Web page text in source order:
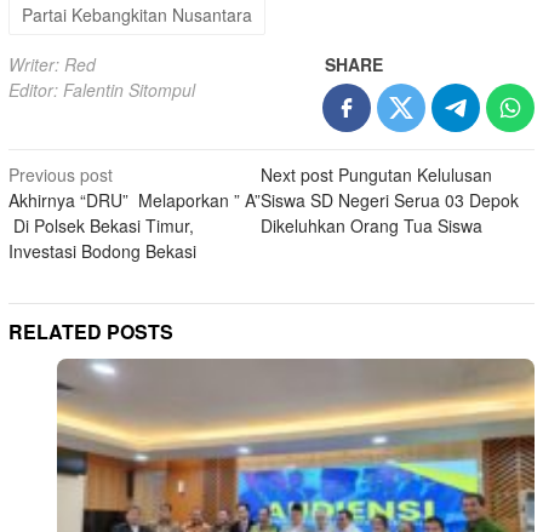
Partai Kebangkitan Nusantara
Writer: Red
Editor: Falentin Sitompul
SHARE
Post
navigation
Previous post
Akhirnya “DRU” Melaporkan ” A”
Di Polsek Bekasi Timur,
Investasi Bodong Bekasi
Next post Pungutan Kelulusan
Siswa SD Negeri Serua 03 Depok
Dikeluhkan Orang Tua Siswa
RELATED POSTS